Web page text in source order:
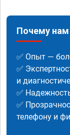
Почему
✅ Опыт —
✅
и
✅
✅
телефону и